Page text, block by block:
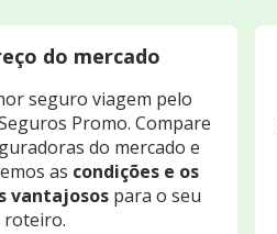
do mercado
seguro viagem pelo
Promo. Compare
do mercado e
as condições e os
vantajosos para o seu
roteiro.